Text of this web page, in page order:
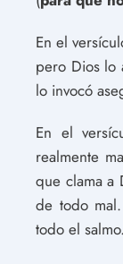
En el
pero Dios lo
lo invocó
En el
realmente
que clama a
de todo
todo el salmo.